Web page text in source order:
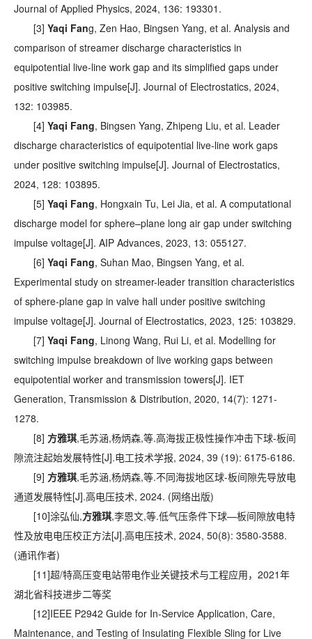
Journal of Applied Physics, 2024, 136: 193301.
[3] Yaqi Fang, Zen Hao, Bingsen Yang, et al. Analysis and
comparison of streamer discharge characteristics in
equipotential live-line work gap and its simplified gaps under
positive switching impulse[J]. Journal of Electrostatics, 2024,
132: 103985.
[4] Yaqi Fang, Bingsen Yang, Zhipeng Liu, et al. Leader
discharge characteristics of equipotential live-line work gaps
under positive switching impulse[J]. Journal of Electrostatics,
2024, 128: 103895.
[5] Yaqi Fang, Hongxain Tu, Lei Jia, et al. A computational
discharge model for sphere–plane long air gap under switching
impulse voltage[J]. AIP Advances, 2023, 13: 055127.
[6] Yaqi Fang, Suhan Mao, Bingsen Yang, et al.
Experimental study on streamer-leader transition characteristics
of sphere-plane gap in valve hall under positive switching
impulse voltage[J]. Journal of Electrostatics, 2023, 125: 103829.
[7] Yaqi Fang, Linong Wang, Rui Li, et al. Modelling for
switching impulse breakdown of live working gaps between
equipotential worker and transmission towers[J]. IET
Generation, Transmission & Distribution, 2020, 14(7): 1271-
1278.
[8] 方雅琪,毛苏涵,杨炳森,等.高海拔正极性操作冲击下球-板间
隙流注起始发展特性[J].电工技术学报, 2024, 39 (19): 6175-6186.
[9] 方雅琪,毛苏涵,杨炳森,等.不同海拔地区球-板间隙先导放电
通道发展特性[J].高电压技术, 2024. (网络出版)
[10]涂弘仙,方雅琪,李恩文,等.低气压条件下球—板间隙放电特
性及放电电压校正方法[J].高电压技术, 2024, 50(8): 3580-3588.
(通讯作者)
[11]超/特高压变电站带电作业关键技术与工程应用，2021年
湖北省科技进步二等奖
[12]IEEE P2942 Guide for In-Service Application, Care,
Maintenance, and Testing of Insulating Flexible Sling for Live